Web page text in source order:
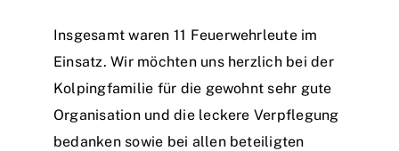
Insgesamt waren 11 Feuerwehrleute im
Einsatz. Wir möchten uns herzlich bei der
Kolpingfamilie für die gewohnt sehr gute
Organisation und die leckere Verpflegung
bedanken sowie bei allen beteiligten